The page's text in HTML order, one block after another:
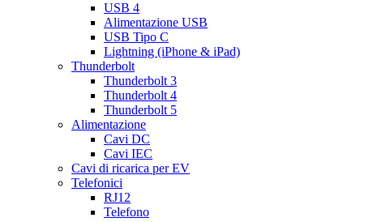
USB 4
Alimentazione USB
USB Tipo C
Lightning (iPhone & iPad)
Thunderbolt
Thunderbolt 3
Thunderbolt 4
Thunderbolt 5
Alimentazione
Cavi DC
Cavi IEC
Cavi di ricarica per EV
Telefonici
RJ12
Telefono